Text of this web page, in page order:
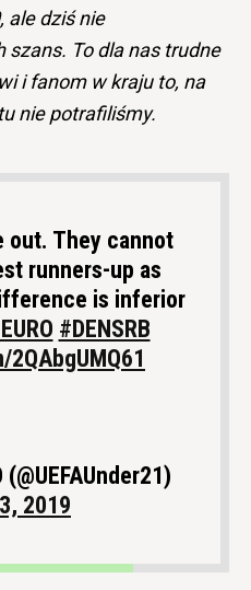
ale dziś nie
To dla nas trudne
i fanom w kraju to, na
nie potrafiliśmy.
They cannot
runners-up as
is inferior
#DENSRB
(@UEFAUnder21)
2019